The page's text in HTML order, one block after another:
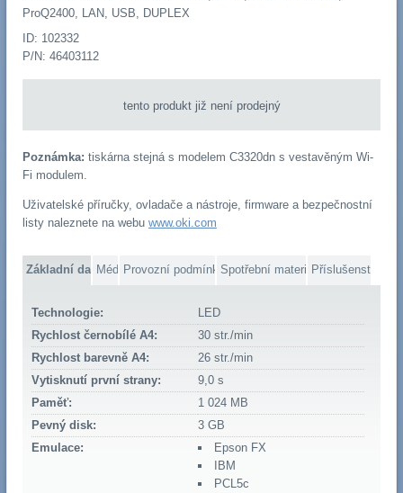
ProQ2400, LAN, USB, DUPLEX
ID: 102332
P/N: 46403112
tento produkt již není prodejný
Poznámka: tiskárna stejná s modelem C3320dn s vestavěným Wi-
Fi modulem.
Uživatelské příručky, ovladače a nástroje, firmware a bezpečnostní
listy naleznete na webu www.oki.com
Základní dataMédiaProvozní podmínkySpotřební materiálPříslušenství
Technologie:
LED
Rychlost černobílé A4:
30 str./min
Rychlost barevně A4:
26 str./min
Vytisknutí první strany:
9,0 s
Paměť:
1 024 MB
Pevný disk:
3 GB
Emulace:
Epson FX
IBM
PCL5c